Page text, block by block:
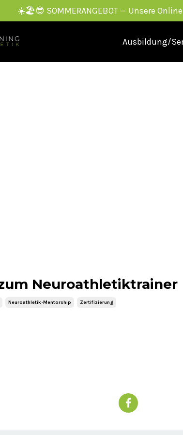
☀️🏖️😎 SOMMERANGEBOT — Unsere
Ausbildung/
Neuroathletiktrainer
Neuroathletik-Mentorship Zertifizierung